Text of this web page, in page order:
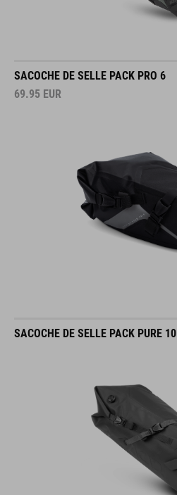
SACOCHE DE SELLE PACK PRO 6
69.95 EUR
SACOCHE DE SELLE PACK PURE 10